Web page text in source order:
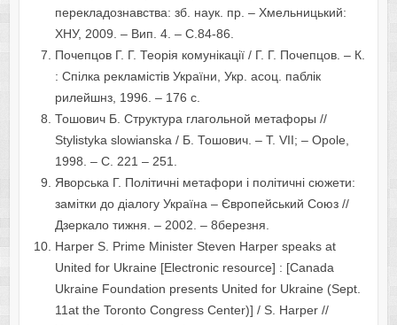
перекладознавства: зб. наук. пр. – Хмельницький:
ХНУ, 2009. – Вип. 4. – С.84-86.
Почепцов Г. Г. Теорія комунікації / Г. Г. Почепцов. – К.
: Спілка рекламістів України, Укр. асоц. паблік
рилейшнз, 1996. – 176 с.
Тошович Б. Структура глагольной метафоры //
Stylistyka slowianska / Б. Тошович. – Т. VІІ; – Opole,
1998. – С. 221 – 251.
Яворська Г. Політичні метафори і політичні сюжети:
замітки до діалогу Україна – Європейський Союз //
Дзеркало тижня. – 2002. – 8березня.
Harper S. Prime Minister Steven Harper speaks at
United for Ukraine [Electronic resource] : [Canada
Ukraine Foundation presents United for Ukraine (Sept.
11at the Toronto Congress Center)] / S. Harper //